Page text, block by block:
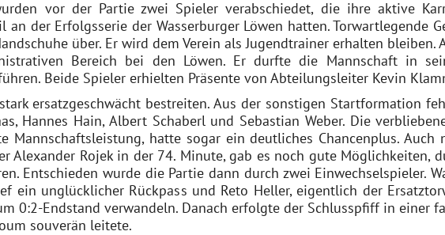
vor der Partie zwei Spieler verabschiedet, die ihre aktive
der Erfolgsserie der Wasserburger Löwen hatten. Torwartlegende
über. Er wird dem Verein als Jugendtrainer erhalten bleiben.
Bereich bei den Löwen. Er durfte die Mannschaft in
Beide Spieler erhielten Präsente von Abteilungsleiter Kevin
ersatzgeschwächt bestreiten. Aus der sonstigen Startformation
Hannes Hain, Albert Schaberl und Sebastian Weber. Die
Mannschaftsleistung, hatte sogar ein deutliches Chancenplus. Auch
Alexander Rojek in der 74. Minute, gab es noch gute Möglichkeiten,
Entschieden wurde die Partie dann durch zwei Einwechselspieler.
ein unglücklicher Rückpass und Reto Heller, eigentlich der
0:2-Endstand verwandeln. Danach erfolgte der Schlusspfiff in einer
souverän leitete.